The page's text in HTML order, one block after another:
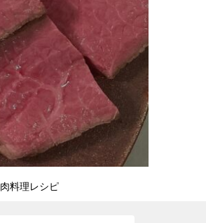
肉料理レシピ